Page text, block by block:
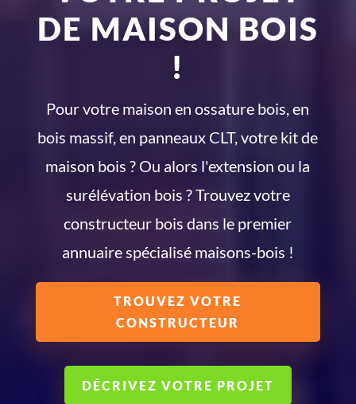
DE MAISON BOIS
!
Pour votre maison en ossature bois, en
bois massif, en panneaux CLT, votre kit de
maison bois ? Ou alors l'extension ou la
surélévation bois ? Trouvez votre
constructeur bois dans le premier
annuaire spécialisé maisons-bois !
TROUVEZ VOTRE
CONSTRUCTEUR
DÉCRIVEZ VOTRE PROJET